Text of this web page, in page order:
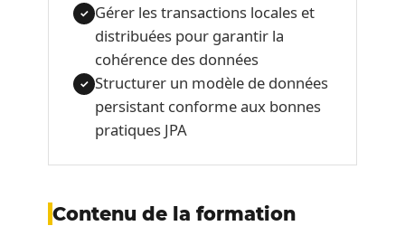
✓ Gérer les transactions locales et
distribuées pour garantir la
cohérence des données
✓ Structurer un modèle de données
persistant conforme aux bonnes
pratiques JPA
Contenu de la formation